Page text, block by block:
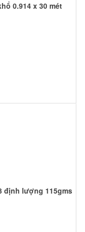
0.914 x 30 mét
định lượng 115gms